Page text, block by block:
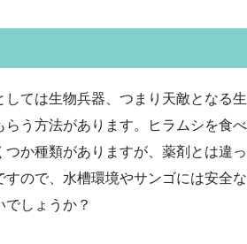
しては生物兵器、つまり天敵となる生
らう方法があります。ヒラムシを食べ
つか種類がありますが、薬剤とは違っ
すので、水槽環境やサンゴには安全な
でしょうか？